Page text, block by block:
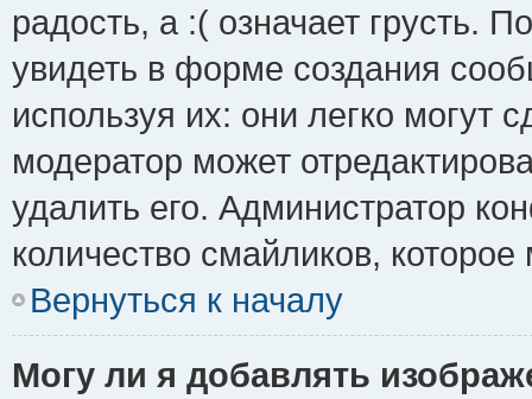
радость, а :( означает грусть.
увидеть в форме создания
используя их: они легко могут
модератор может
удалить его. Администратор
количество смайликов,
Вернуться к началу
Могу ли я добавлять